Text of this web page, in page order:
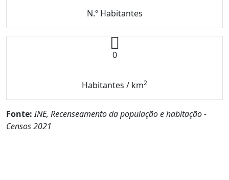
N.º Habitantes
0
Habitantes / km2
Fonte:INE, Recenseamento da população e habitação -
Censos 2021